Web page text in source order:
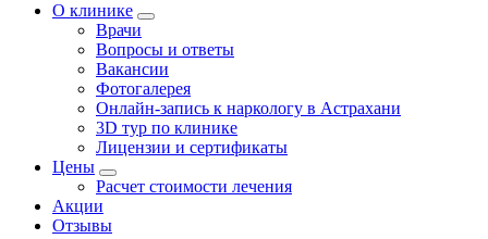
О клинике
Врачи
Вопросы и ответы
Вакансии
Фотогалерея
Онлайн-запись к наркологу в Астрахани
3D тур по клинике
Лицензии и сертификаты
Цены
Расчет стоимости лечения
Акции
Отзывы